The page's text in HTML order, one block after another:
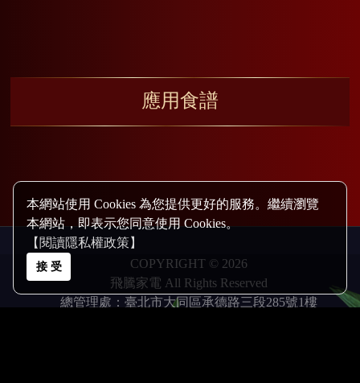
本網站使用 Cookies 為您提供更好的服務。繼續瀏覽
本網站，即表示您同意使用 Cookies。
【閱讀隱私權政策】
接 受
應用食譜
COPYRIGHT © 2026
飛騰家電 All Rights Reserved
總管理處：臺北市大同區承德路三段285號1樓